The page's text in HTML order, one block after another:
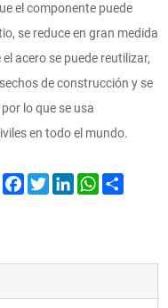
el componente puede
se reduce en gran medida
acero se puede reutilizar,
de construcción y se
lo que se usa
en todo el mundo.
FacebookTwitterLinkedInWhatsApp